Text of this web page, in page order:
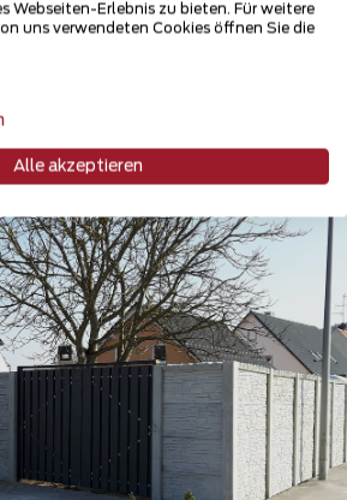
Webseiten-Erlebnis zu bieten. Für weitere
uns verwendeten Cookies öffnen Sie die
Alle akzeptieren